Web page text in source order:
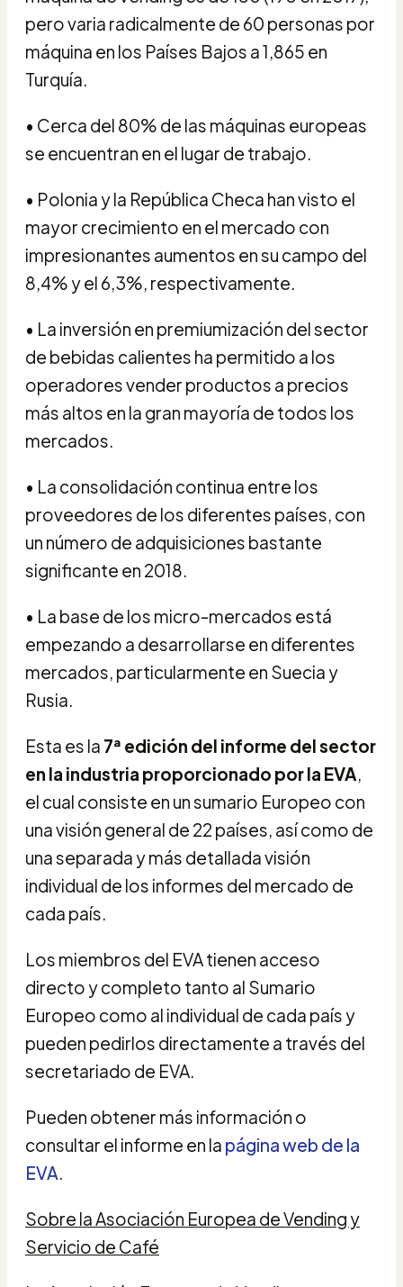
pero varia radicalmente de 60 personas por
máquina en los Países Bajos a 1,865 en
Turquía.
• Cerca del 80% de las máquinas europeas
se encuentran en el lugar de trabajo.
• Polonia y la República Checa han visto el
mayor crecimiento en el mercado con
impresionantes aumentos en su campo del
8,4% y el 6,3%, respectivamente.
• La inversión en premiumización del sector
de bebidas calientes ha permitido a los
operadores vender productos a precios
más altos en la gran mayoría de todos los
mercados.
• La consolidación continua entre los
proveedores de los diferentes países, con
un número de adquisiciones bastante
significante en 2018.
• La base de los micro-mercados está
empezando a desarrollarse en diferentes
mercados, particularmente en Suecia y
Rusia.
Esta es la 7ª edición del informe del sector
en la industria proporcionado por la EVA,
el cual consiste en un sumario Europeo con
una visión general de 22 países, así como de
una separada y más detallada visión
individual de los informes del mercado de
cada país.
Los miembros del EVA tienen acceso
directo y completo tanto al Sumario
Europeo como al individual de cada país y
pueden pedirlos directamente a través del
secretariado de EVA.
Pueden obtener más información o
consultar el informe en la página web de la
EVA.
Sobre la Asociación Europea de Vending y
Servicio de Café